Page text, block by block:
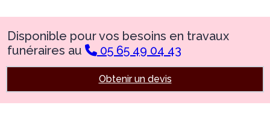
Disponible pour vos besoins en travaux
funéraires au
05 65 49 04 43
Obtenir un devis